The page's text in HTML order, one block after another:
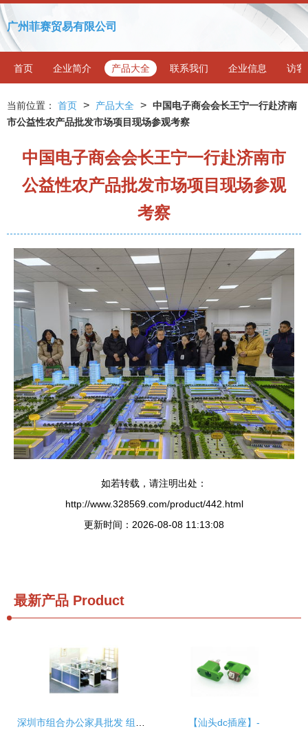
广州菲赛贸易有限公司
首页 企业简介 产品大全 联系我们 企业信息 访客
当前位置： 首页 > 产品大全 > 中国电子商会会长王宁一行赴济南
市公益性农产品批发市场项目现场参观考察
中国电子商会会长王宁一行赴济南市
公益性农产品批发市场项目现场参观
考察
如若转载，请注明出处：
http://www.328569.com/product/442.html
更新时间：2026-08-08 11:13:08
最新产品 Product
【汕头dc插座】-